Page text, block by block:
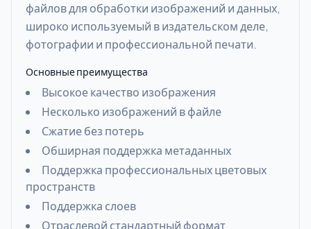
файлов для обработки изображений и данных,
широко используемый в издательском деле,
фотографии и профессиональной печати.
Основные преимущества
Высокое качество изображения
Несколько изображений в файле
Сжатие без потерь
Обширная поддержка метаданных
Поддержка профессиональных цветовых
пространств
Поддержка слоев
Отраслевой стандартный формат